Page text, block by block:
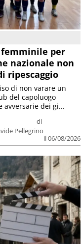
per
nazionale non
ripescaggio
di
Pellegrino
il 06/08/2026
di non varare un
del capoluogo
avversarie dei gi...